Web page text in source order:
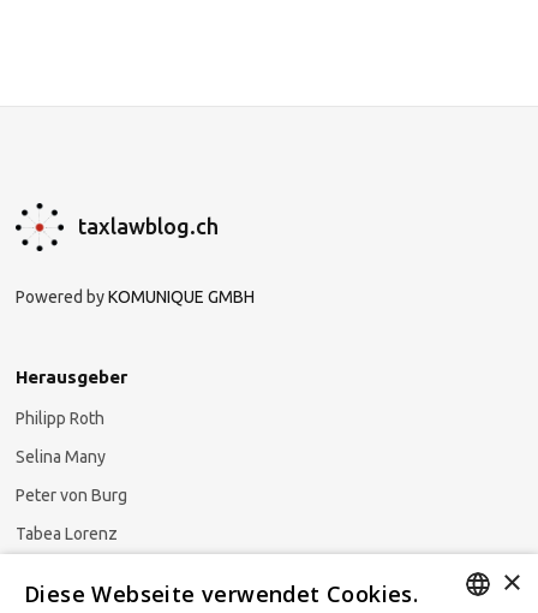
taxlawblog.ch
Powered byKOMUNIQUE GMBH
Herausgeber
Philipp Roth
Selina Many
Peter von Burg
Tabea Lorenz
×
Diese Webseite verwendet Cookies.